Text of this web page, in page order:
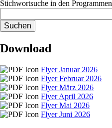
Stichwortsuche in den Programmen
Download
Flyer Januar 2026
Flyer Februar 2026
Flyer März 2026
Flyer April 2026
Flyer Mai 2026
Flyer Juni 2026